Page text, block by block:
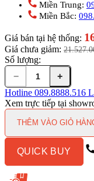
Miền Trung:
Miền Bắc:
Giá bán tại hệ thống:
Giá chưa giảm:
Số lượng:
Cầu
CAESAR
CD1394/TAF200H
Khối
Điện
Tử
−
+
Hotline 089.8888.516
Xem trực tiếp tại
THÊM VÀO GIỎ
QUICK BUY